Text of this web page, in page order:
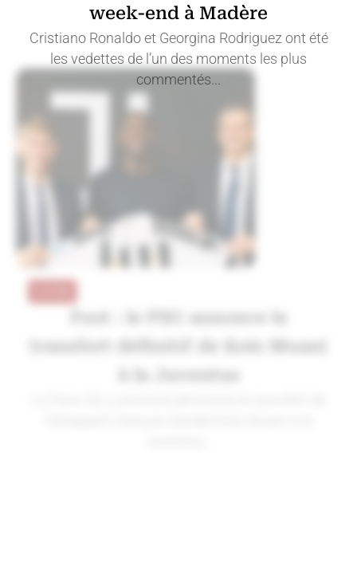
week-end à Madère
Cristiano Ronaldo et Georgina Rodriguez ont été
les vedettes de l’un des moments les plus
commentés...